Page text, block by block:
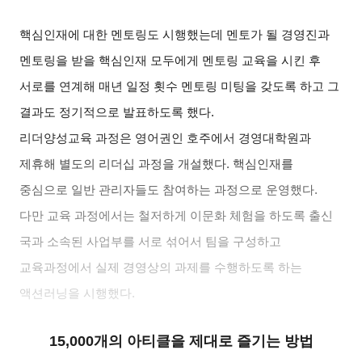
핵심인재에 대한 멘토링도 시행했는데 멘토가 될 경영진과
멘토링을 받을 핵심인재 모두에게 멘토링 교육을 시킨 후
서로를 연계해 매년 일정 횟수 멘토링 미팅을 갖도록 하고 그
결과도 정기적으로 발표하도록 했다.
리더양성교육 과정은 영어권인 호주에서 경영대학원과
제휴해 별도의 리더십 과정을 개설했다. 핵심인재를
중심으로 일반 관리자들도 참여하는 과정으로 운영했다.
다만 교육 과정에서는 철저하게 이문화 체험을 하도록 출신
국과 소속된 사업부를 서로 섞어서 팀을 구성하고
교육과정에서 실제 경영상의 과제를 수행하도록 하는
액션러닝을 시행했다.
15,000개의 아티클을 제대로 즐기는 방법